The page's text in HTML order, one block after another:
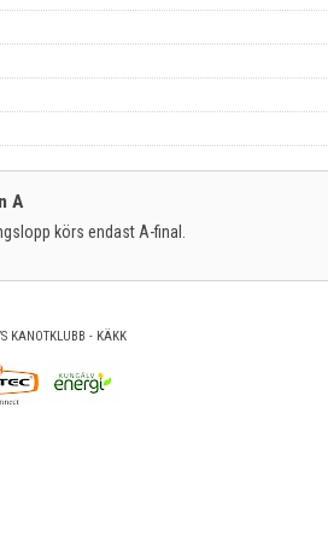
A
körs endast A-final.
KANOTKLUBB - KÄKK